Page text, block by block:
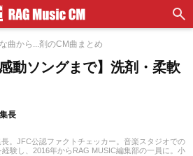
な曲から...剤のCM曲まとめ
動ソングまで】洗剤・柔軟
長
。JFC公認ファクトチェッカー。音楽スタジオでの
験し、2016年からRAG MUSIC編集部の一員に。小